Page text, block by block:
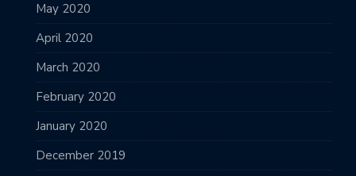
May 2020
April 2020
March 2020
February 2020
January 2020
December 2019